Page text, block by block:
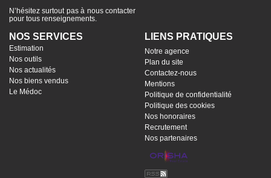
N’hésitez surtout pas à nous contacter
pour tous renseignements.
NOS SERVICES
Estimation
Nos outils
Nos actualités
Nos biens vendus
Le Médoc
LIENS PRATIQUES
Notre agence
Plan du site
Contactez-nous
Mentions
Politique de confidentialité
Politique des cookies
Nos honoraires
Recrutement
Nos partenaires